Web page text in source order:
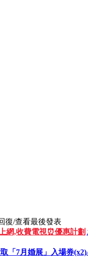
復/查看最後發表
網,收費電視⏰優惠計劃
「7月婚展」入場券(x2)